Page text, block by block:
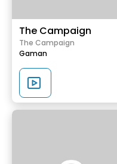
The Campaign
The Campaign
Gaman